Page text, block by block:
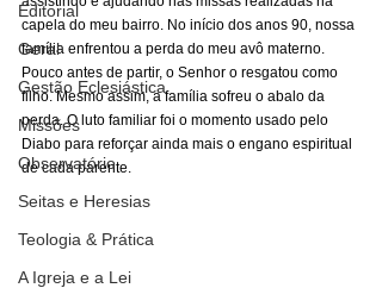
Editorial
Geral
Gestão Eclesiástica
Missões
Observatório
Seitas e Heresias
Teologia & Prática
A Igreja e a Lei
capela do meu bairro. No início dos anos 90, nossa
família enfrentou a perda do meu avô materno.
Pouco antes de partir, o Senhor o resgatou como
filho. Mesmo assim, a família sofreu o abalo da
perda. O luto familiar foi o momento usado pelo
Diabo para reforçar ainda mais o engano espiritual
de cada parente.